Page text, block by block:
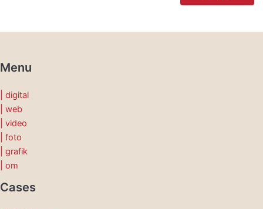
Menu
| digital
| web
| video
| foto
| grafik
| om
Cases